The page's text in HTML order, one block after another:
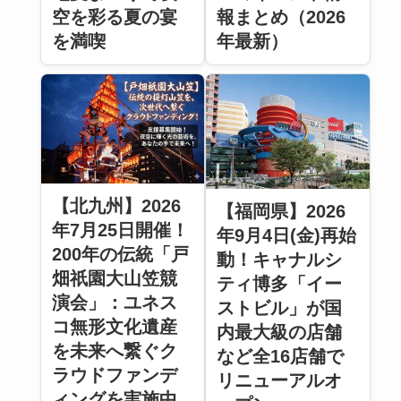
空を彩る夏の宴
を満喫
報まとめ（2026
年最新）
【北九州】2026
年7月25日開催！
200年の伝統「戸
畑祇園大山笠競
演会」：ユネス
コ無形文化遺産
を未来へ繋ぐク
ラウドファンデ
【福岡県】2026
年9月4日(金)再始
動！キャナルシ
ティ博多「イー
ストビル」が国
内最大級の店舗
など全16店舗で
リニューアルオ